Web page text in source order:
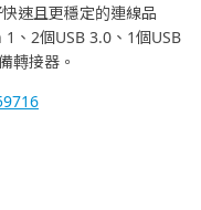
速且更穩定的連線品
、2個USB 3.0、1個USB
轉接器。